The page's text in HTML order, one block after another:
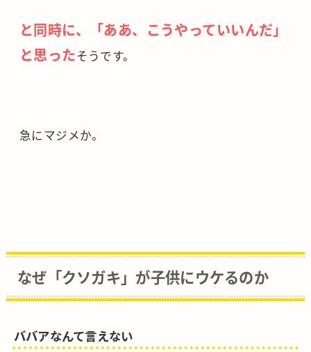
と同時に、「ああ、こうやっていいんだ」
と思ったそうです。
急にマジメか。
なぜ「クソガキ」が子供にウケるのか
ババアなんて言えない